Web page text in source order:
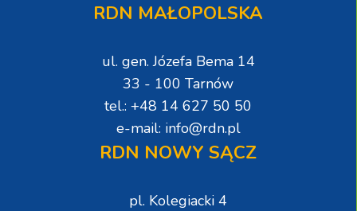
RDN MAŁOPOLSKA
ul. gen. Józefa Bema 14
33 - 100 Tarnów
tel.: +48 14 627 50 50
e-mail: info@rdn.pl
RDN NOWY SĄCZ
pl. Kolegiacki 4